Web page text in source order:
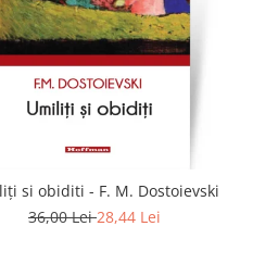
si obiditi - F. M. Dostoievski
36,00 Lei28,44 Lei